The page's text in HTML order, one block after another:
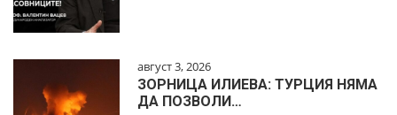
август 3, 2026
ЗОРНИЦА ИЛИЕВА: ТУРЦИЯ НЯМА
ДА ПОЗВОЛИ…